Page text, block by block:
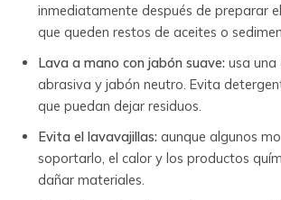
inmediatamente después de preparar
que queden restos de aceites o
Lava a mano con jabón suave: usa una
abrasiva y jabón neutro. Evita
que puedan dejar residuos.
Evita el lavavajillas: aunque algunos
soportarlo, el calor y los productos
dañar materiales.